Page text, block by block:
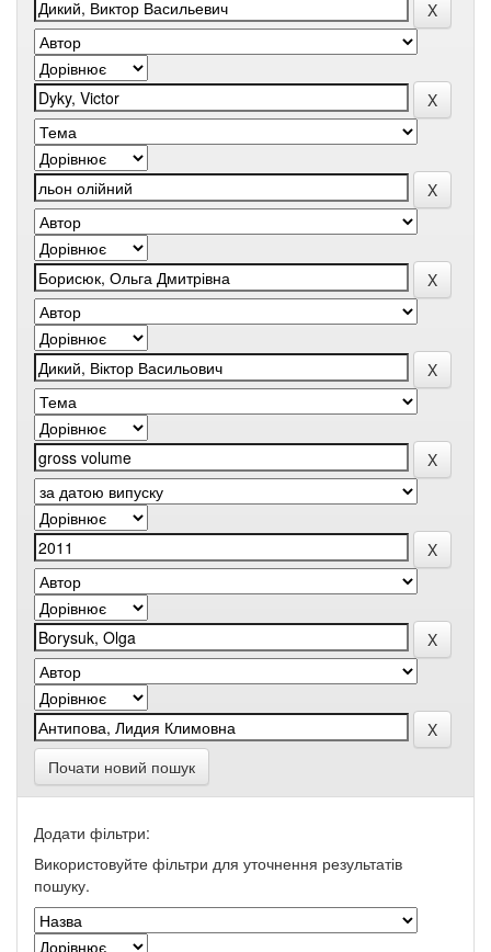
Почати новий пошук
Додати фільтри:
Використовуйте фільтри для уточнення результатів
пошуку.